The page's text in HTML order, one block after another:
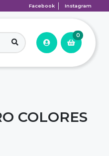
Facebook Instagram
0
COLORES